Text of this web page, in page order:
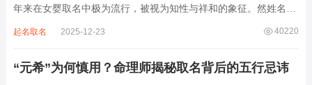
年来在女婴取名中极为流行，被视为知性与祥和的象征。然姓名命
象，实藏金水偏寒、火气受制之弊，若不顾八字强弱，盲目套用，
40220
起名取名 2025-12-23
“元希”为何慎用？命理师揭秘取名背后的五行忌讳